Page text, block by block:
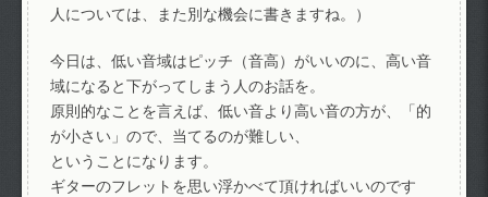
人については、また別な機会に書きますね。）
今日は、低い音域はピッチ（音高）がいいのに、高い音
域になると下がってしまう人のお話を。
原則的なことを言えば、低い音より高い音の方が、「的
が小さい」ので、当てるのが難しい、
ということになります。
ギターのフレットを思い浮かべて頂ければいいのです